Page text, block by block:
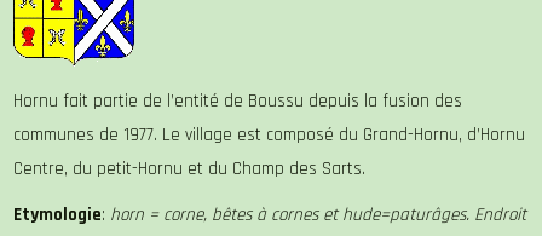
Hornu fait partie de l’entité de Boussu depuis la fusion des
communes de 1977. Le village est composé du Grand-Hornu, d’Hornu
Centre, du petit-Hornu et du Champ des Sarts.
Etymologie: horn = corne, bêtes à cornes et hude=paturâges. Endroit